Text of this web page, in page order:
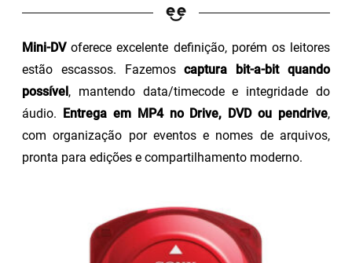
Mini-DVoferece excelente definição, porém os leitores
estão escassos. Fazemoscaptura bit-a-bit quando
possível, mantendo data/timecode e integridade do
áudio. Entrega em MP4 no Drive, DVD ou pendrive,
com organização por eventos e nomes de arquivos,
pronta para edições e compartilhamento moderno.